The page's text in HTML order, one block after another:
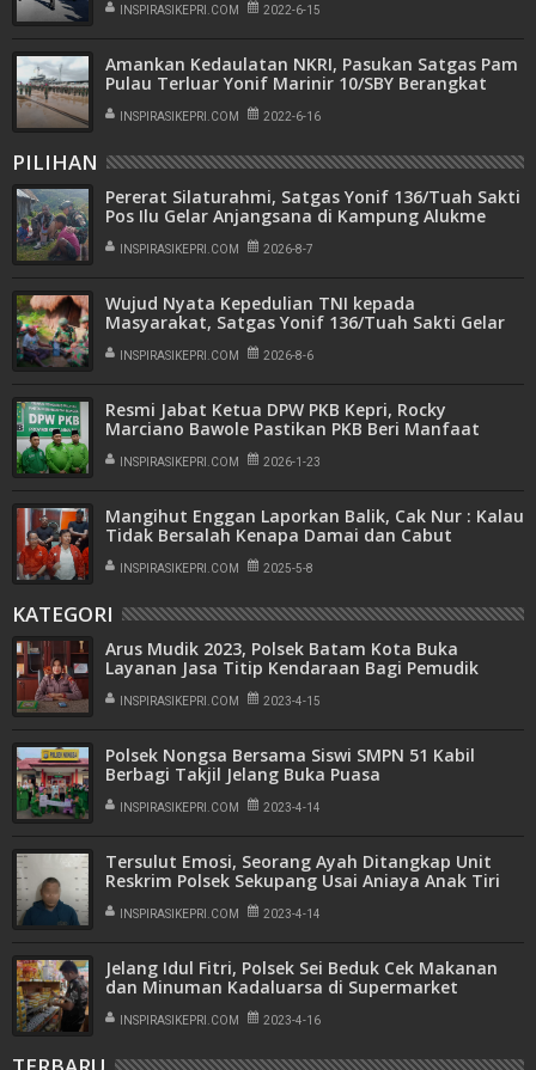
INSPIRASIKEPRI.COM 2022-6-15
Amankan Kedaulatan NKRI, Pasukan Satgas Pam
Pulau Terluar Yonif Marinir 10/SBY Berangkat
INSPIRASIKEPRI.COM 2022-6-16
PILIHAN
Pererat Silaturahmi, Satgas Yonif 136/Tuah Sakti
Pos Ilu Gelar Anjangsana di Kampung Alukme
INSPIRASIKEPRI.COM 2026-8-7
Wujud Nyata Kepedulian TNI kepada
Masyarakat, Satgas Yonif 136/Tuah Sakti Gelar
Pengobatan Keliling di Kampung Kalome
INSPIRASIKEPRI.COM 2026-8-6
Resmi Jabat Ketua DPW PKB Kepri, Rocky
Marciano Bawole Pastikan PKB Beri Manfaat
Nyata Bagi Masyarakat
INSPIRASIKEPRI.COM 2026-1-23
Mangihut Enggan Laporkan Balik, Cak Nur : Kalau
Tidak Bersalah Kenapa Damai dan Cabut
INSPIRASIKEPRI.COM 2025-5-8
KATEGORI
Arus Mudik 2023, Polsek Batam Kota Buka
Layanan Jasa Titip Kendaraan Bagi Pemudik
INSPIRASIKEPRI.COM 2023-4-15
Polsek Nongsa Bersama Siswi SMPN 51 Kabil
Berbagi Takjil Jelang Buka Puasa
INSPIRASIKEPRI.COM 2023-4-14
Tersulut Emosi, Seorang Ayah Ditangkap Unit
Reskrim Polsek Sekupang Usai Aniaya Anak Tiri
INSPIRASIKEPRI.COM 2023-4-14
Jelang Idul Fitri, Polsek Sei Beduk Cek Makanan
dan Minuman Kadaluarsa di Supermarket
INSPIRASIKEPRI.COM 2023-4-16